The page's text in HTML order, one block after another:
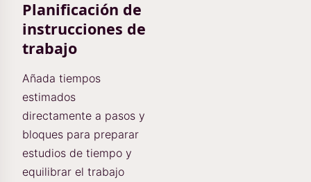
Planificación de
instrucciones de
trabajo
Añada tiempos
estimados
directamente a pasos y
bloques para preparar
estudios de tiempo y
equilibrar el trabajo